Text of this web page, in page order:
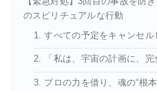
のスピリチュアルな行動
1. すべての予定をキャンセ
2. 「私は、宇宙の計画に、
3. プロの力を借り、魂の“根